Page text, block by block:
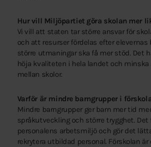
Hur vill Miljöpartiet göra skolan mer
Vi vill att staten tar större ansvar för
och att resurser fördelas efter elevernas
större utmaningar ska få mer stöd. Det
höja kvaliteten i hela landet och minska
mellan skolor.
Varför är mindre barngrupper i
Mindre barngrupper ger barn mer tid
språkutveckling och större trygghet. Det
personalens arbetsmiljö och gör det
rekrytera utbildad personal. Förskolan